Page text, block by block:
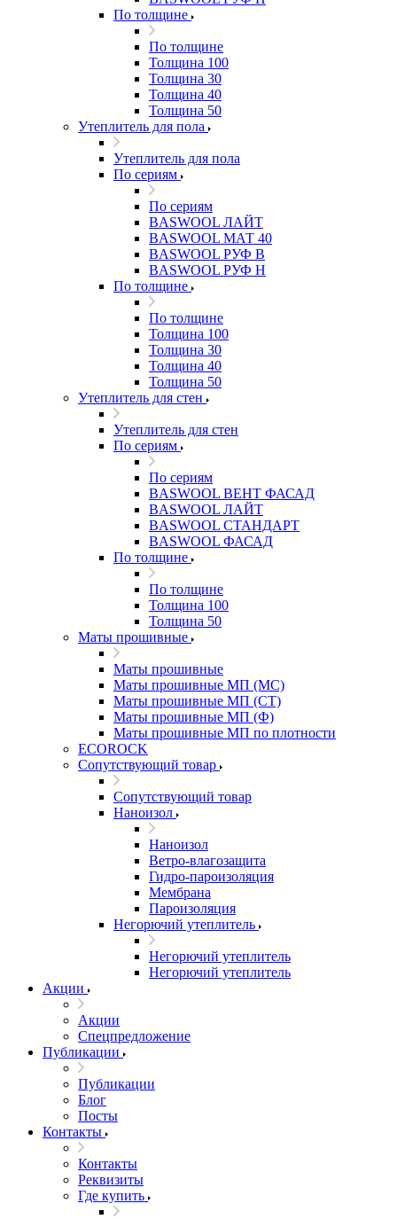
По толщине
По толщине
Толщина 100
Толщина 30
Толщина 40
Толщина 50
Утеплитель для пола
Утеплитель для пола
По сериям
По сериям
BASWOOL ЛАЙТ
BASWOOL МАТ 40
BASWOOL РУФ В
BASWOOL РУФ Н
По толщине
По толщине
Толщина 100
Толщина 30
Толщина 40
Толщина 50
Утеплитель для стен
Утеплитель для стен
По сериям
По сериям
BASWOOL ВЕНТ ФАСАД
BASWOOL ЛАЙТ
BASWOOL СТАНДАРТ
BASWOOL ФАСАД
По толщине
По толщине
Толщина 100
Толщина 50
Маты прошивные
Маты прошивные
Маты прошивные МП (МС)
Маты прошивные МП (СТ)
Маты прошивные МП (Ф)
Маты прошивные МП по плотности
ECOROCK
Сопутствующий товар
Сопутствующий товар
Наноизол
Наноизол
Ветро-влагозащита
Гидро-пароизоляция
Мембрана
Пароизоляция
Негорючий утеплитель
Негорючий утеплитель
Негорючий утеплитель
Акции
Акции
Спецпредложение
Публикации
Публикации
Блог
Посты
Контакты
Контакты
Реквизиты
Где купить